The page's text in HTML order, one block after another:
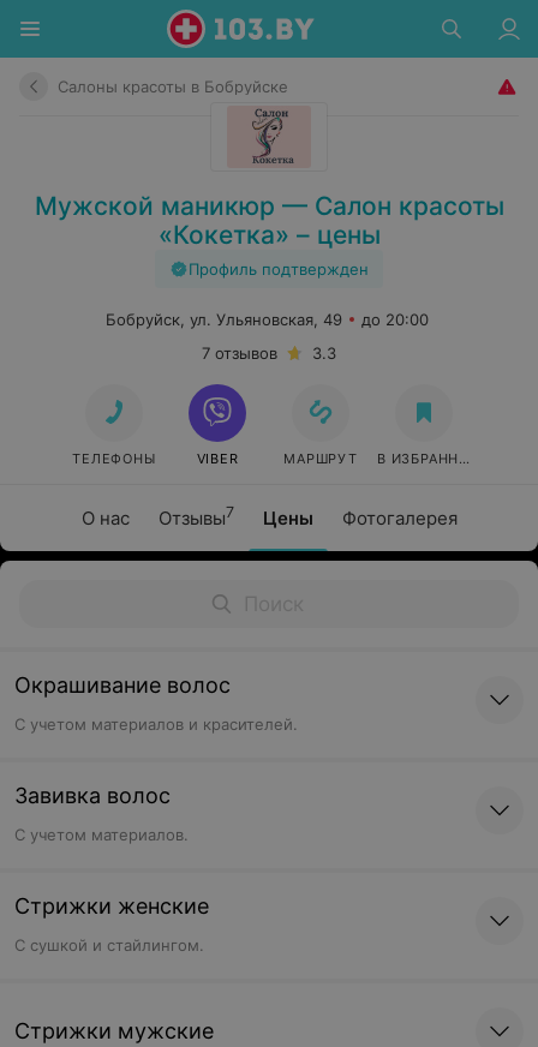
Салоны красоты в Бобруйске
Мужской маникюр — Салон красоты
«Кокетка» – цены
Профиль подтвержден
О нас Отзывы7 Цены Фотогалерея
Бобруйск, ул. Ульяновская, 49
до 20:00
7 отзывов
3.3
ТЕЛЕФОНЫ VIBER МАРШРУТ В ИЗБРАННОЕ
Окрашивание волос
С учетом материалов и красителей.
Завивка волос
С учетом материалов.
Стрижки женские
C сушкой и стайлингом.
Стрижки мужские